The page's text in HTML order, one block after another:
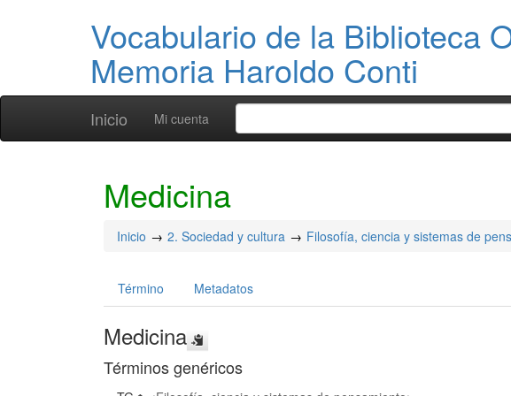
Vocabulario de la Biblioteca
Memoria Haroldo Conti
Inicio Mi cuenta
Medicina
Inicio 2. Sociedad y cultura Filosofía, ciencia y sistemas de
Término Metadatos
Medicina
Términos genéricos